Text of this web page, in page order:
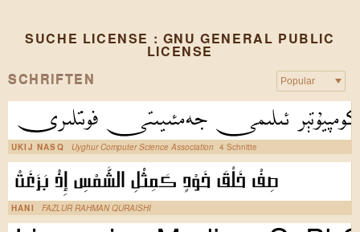
SUCHE LICENSE : GNU GENERAL PUBLIC
LICENSE
SCHRIFTEN
UKIJ NASQ Uyghur Computer Science Association 4 Schnitte
HANI FAZLUR RAHMAN QURAISHI